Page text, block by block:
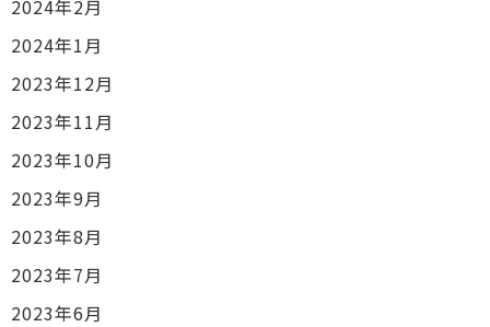
2024年2月
2024年1月
2023年12月
2023年11月
2023年10月
2023年9月
2023年8月
2023年7月
2023年6月